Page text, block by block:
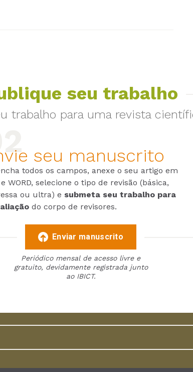
seu trabalho
trabalho para uma revista
seu manuscrito
todos os campos, anexe o seu artigo em
e WORD, selecione o tipo de revisão (básica,
ou ultra) e submeta seu trabalho para
do corpo de revisores.
Enviar manuscrito
Periódico mensal de acesso livre e
gratuito, devidamente registrada junto
ao IBICT.